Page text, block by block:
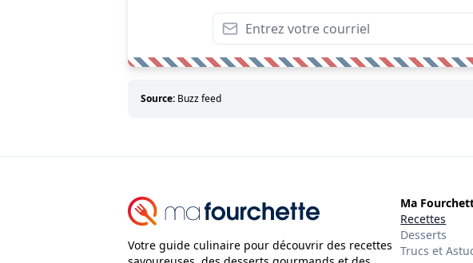
Source: Buzz feed
Votre guide culinaire pour découvrir des recettes
Ma
Recettes
Desserts
Trucs et